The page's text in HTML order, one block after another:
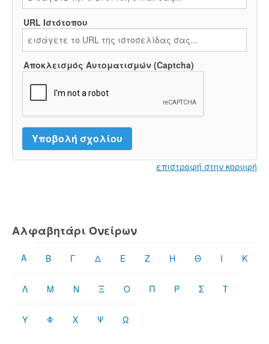
URL Ιστότοπου
Αποκλεισμός Αυτοματισμών (Captcha)
επιστροφή στην κορυφή
Αλφαβητάρι Ονείρων
Α Β Γ Δ Ε Ζ Η Θ Ι Κ
Λ Μ Ν Ξ Ο Π Ρ Σ Τ
Υ Φ Χ Ψ Ω